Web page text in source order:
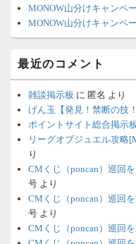
MONOW山分けキャンペ
MONOW山分けキャンペ
最近のコメント
雑談掲示板 に 匿名 より
げん玉【発見！禁断の技！
ポイントサイト総合掲示
リーグオブジュエル攻略
り
CMくじ（poncan）巡回
号 より
CMくじ（poncan）巡回
号 より
CMくじ（poncan）巡回